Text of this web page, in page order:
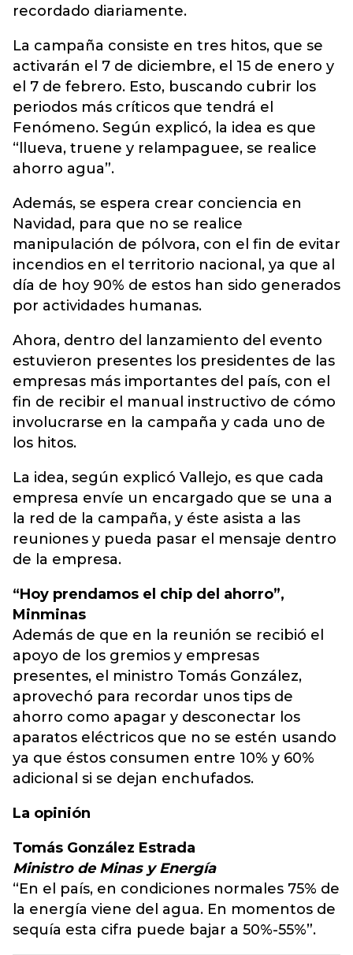
recordado diariamente.
La campaña consiste en tres hitos, que se
activarán el 7 de diciembre, el 15 de enero y
el 7 de febrero. Esto, buscando cubrir los
periodos más críticos que tendrá el
Fenómeno. Según explicó, la idea es que
“llueva, truene y relampaguee, se realice
ahorro agua”.
Además, se espera crear conciencia en
Navidad, para que no se realice
manipulación de pólvora, con el fin de evitar
incendios en el territorio nacional, ya que al
día de hoy 90% de estos han sido generados
por actividades humanas.
Ahora, dentro del lanzamiento del evento
estuvieron presentes los presidentes de las
empresas más importantes del país, con el
fin de recibir el manual instructivo de cómo
involucrarse en la campaña y cada uno de
los hitos.
La idea, según explicó Vallejo, es que cada
empresa envíe un encargado que se una a
la red de la campaña, y éste asista a las
reuniones y pueda pasar el mensaje dentro
de la empresa.
“Hoy prendamos el chip del ahorro”,
Minminas
Además de que en la reunión se recibió el
apoyo de los gremios y empresas
presentes, el ministro Tomás González,
aprovechó para recordar unos tips de
ahorro como apagar y desconectar los
aparatos eléctricos que no se estén usando
ya que éstos consumen entre 10% y 60%
adicional si se dejan enchufados.
La opinión
Tomás González Estrada
Ministro de Minas y Energía
“En el país, en condiciones normales 75% de
la energía viene del agua. En momentos de
sequía esta cifra puede bajar a 50%-55%”.